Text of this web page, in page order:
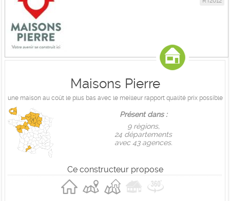
Maisons Pierre
une maison au coût le plus bas avec le meilleur rapport qualité prix possible
Présent dans :
9 règions,
24 départements
avec 43 agences.
Ce constructeur propose